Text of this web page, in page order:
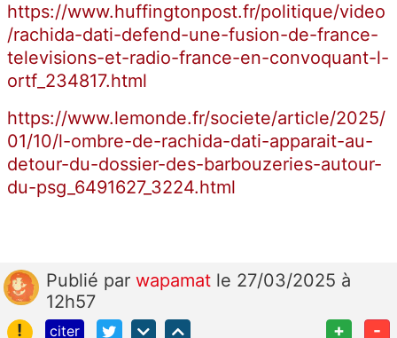
https://www.huffingtonpost.fr/politique/video
/rachida-dati-defend-une-fusion-de-france-
televisions-et-radio-france-en-convoquant-l-
ortf_234817.html
https://www.lemonde.fr/societe/article/2025/
01/10/l-ombre-de-rachida-dati-apparait-au-
detour-du-dossier-des-barbouzeries-autour-
du-psg_6491627_3224.html
Publié par wapamat le 27/03/2025 à
12h57
!
citer + -